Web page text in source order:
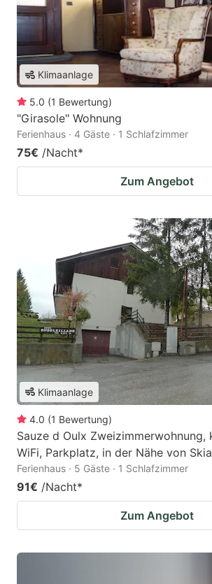
Klimaanlage
5.0 (1 Bewertung)
"Girasole" Wohnung
Ferienhaus · 4 Gäste · 1 Schlafzimmer
75€ /Nacht*
Zum Angebot
Klimaanlage
4.0 (1 Bewertung)
Sauze d Oulx Zweizimmerwohnung,
WiFi, Parkplatz, in der Nähe von
Ferienhaus · 5 Gäste · 1 Schlafzimmer
91€ /Nacht*
Zum Angebot